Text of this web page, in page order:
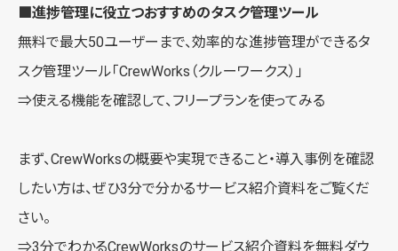
■進捗管理に役立つおすすめのタスク管理ツール
無料で最大50ユーザーまで、効率的な進捗管理ができるタ
スク管理ツール「CrewWorks（クルーワークス） 」
⇒使える機能を確認して、フリープランを使ってみる
まず、CrewWorksの概要や実現できること・導入事例を確認
したい方は、ぜひ3分で分かるサービス紹介資料をご覧くだ
さい。
⇒3分でわかるCrewWorksのサービス紹介資料を無料ダウ